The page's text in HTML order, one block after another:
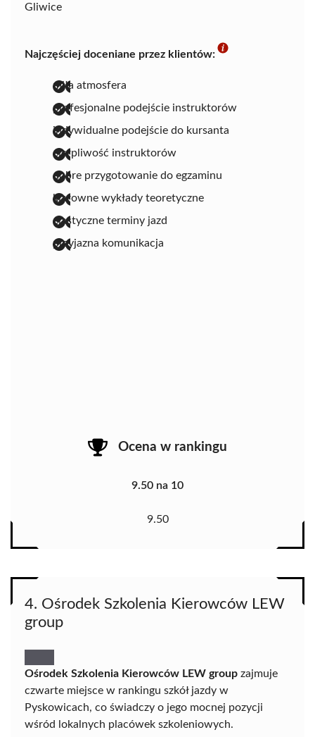
Gliwice
Najczęściej doceniane przez klientów:
miła atmosfera
profesjonalne podejście instruktorów
indywidualne podejście do kursanta
cierpliwość instruktorów
dobre przygotowanie do egzaminu
klarowne wykłady teoretyczne
elastyczne terminy jazd
przyjazna komunikacja
Ocena w rankingu
9.50 na 10
9.50
4. Ośrodek Szkolenia Kierowców LEW
group
Ośrodek Szkolenia Kierowców LEW group zajmuje
czwarte miejsce w rankingu szkół jazdy w
Pyskowicach, co świadczy o jego mocnej pozycji
wśród lokalnych placówek szkoleniowych.